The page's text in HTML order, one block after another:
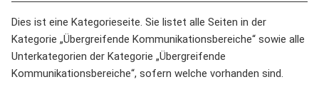
Dies ist eine Kategorieseite. Sie listet alle Seiten in der
Kategorie „Übergreifende Kommunikationsbereiche“ sowie alle
Unterkategorien der Kategorie „Übergreifende
Kommunikationsbereiche“, sofern welche vorhanden sind.